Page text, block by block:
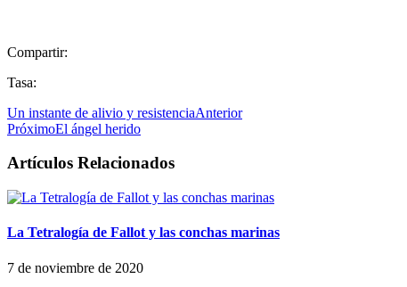
Compartir:
Tasa:
Un instante de alivio y resistenciaAnterior
PróximoEl ángel herido
Artículos Relacionados
La Tetralogía de Fallot y las conchas marinas
7 de noviembre de 2020